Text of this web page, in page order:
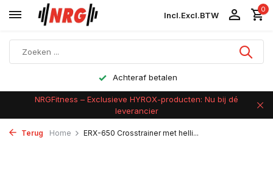
Incl.Excl.BTW
0
Achteraf betalen
NRGFitness – Exclusieve HYROX-producten: Nu bij dé
leverancier
Terug Home ERX-650 Crosstrainer met helli...